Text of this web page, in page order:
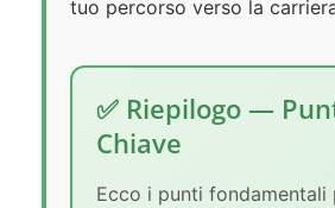
tuo percorso verso la
✅ Riepilogo —
Chiave
Ecco i punti fondamentali